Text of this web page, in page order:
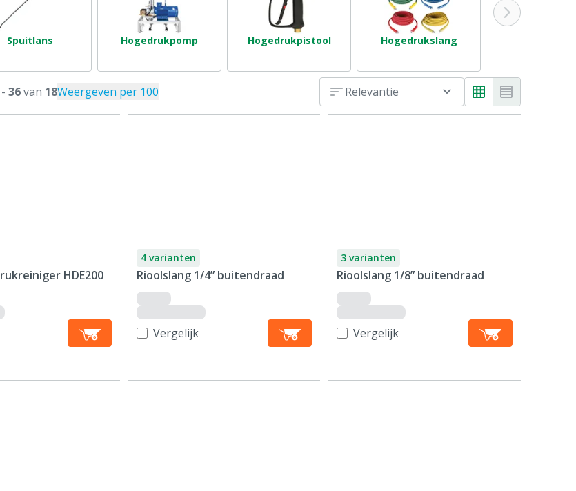
Spuitlans Hogedrukpomp Hogedrukpistool Hogedrukslang
- 36van 18Weergeven per 100 Relevantie
HDE200
4 varianten
Rioolslang 1/4” buitendraad
Vergelijk
3 varianten
Rioolslang 1/8” buitendraad
Vergelijk